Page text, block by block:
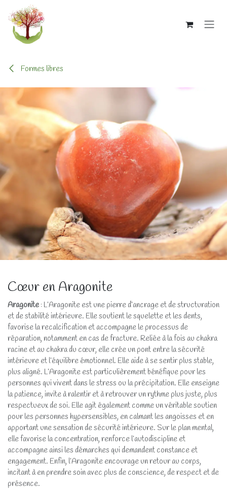
Se rendre au contenu
Formes libres
Cœur en Aragonite
Aragonite : L’Aragonite est une pierre d’ancrage et de structuration
et de stabilité intérieure. Elle soutient le squelette et les dents,
favorise la recalcification et accompagne le processus de
réparation, notamment en cas de fracture. Reliée à la fois au chakra
racine et au chakra du cœur, elle crée un pont entre la sécurité
intérieure et l’équilibre émotionnel. Elle aide à se sentir plus stable,
plus aligné. L’Aragonite est particulièrement bénéfique pour les
personnes qui vivent dans le stress ou la précipitation. Elle enseigne
la patience, invite à ralentir et à retrouver un rythme plus juste, plus
respectueux de soi. Elle agit également comme un véritable soutien
pour les personnes hypersensibles, en calmant les angoisses et en
apportant une sensation de sécurité intérieure. Sur le plan mental,
elle favorise la concentration, renforce l’autodiscipline et
accompagne ainsi les démarches qui demandent constance et
engagement. Enfin, l’Aragonite encourage un retour au corps,
incitant à en prendre soin avec plus de conscience, de respect et de
présence.